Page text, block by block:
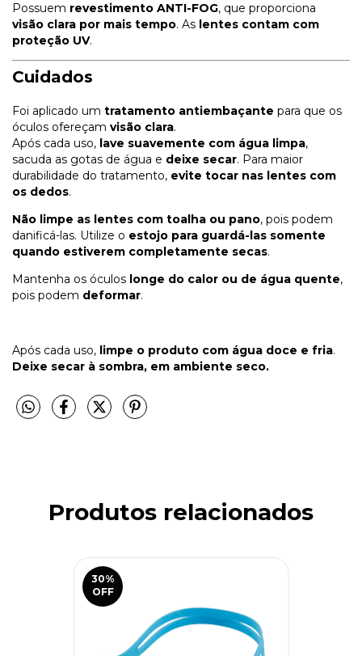
Possuem revestimento ANTI-FOG, que proporciona
visão clara por mais tempo. As lentes contam com
proteção UV.
Cuidados
Foi aplicado um tratamento antiembaçante para que os
óculos ofereçam visão clara.
Após cada uso, lave suavemente com água limpa,
sacuda as gotas de água e deixe secar. Para maior
durabilidade do tratamento, evite tocar nas lentes com
os dedos.
Não limpe as lentes com toalha ou pano, pois podem
danificá-las. Utilize o estojo para guardá-las somente
quando estiverem completamente secas.
Mantenha os óculos longe do calor ou de água quente,
pois podem deformar.
Após cada uso, limpe o produto com água doce e fria.
Deixe secar à sombra, em ambiente seco.
Produtos relacionados
30%
OFF